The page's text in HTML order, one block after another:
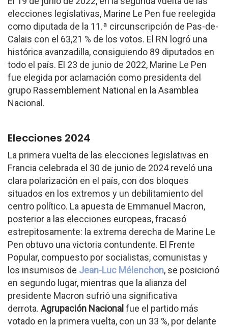
elecciones legislativas, Marine Le Pen fue reelegida
como diputada de la 11.ª circunscripción de Pas-de-
Calais con el 63,21 % de los votos. El RN logró una
histórica avanzadilla, consiguiendo 89 diputados en
todo el país. El 23 de junio de 2022, Marine Le Pen
fue elegida por aclamación como presidenta del
grupo Rassemblement National en la Asamblea
Nacional.
Elecciones 2024
La primera vuelta de las elecciones legislativas en
Francia celebrada el 30 de junio de 2024 reveló una
clara polarización en el país, con dos bloques
situados en los extremos y un debilitamiento del
centro político. La apuesta de Emmanuel Macron,
posterior a las elecciones europeas, fracasó
estrepitosamente: la extrema derecha de Marine Le
Pen obtuvo una victoria contundente. El Frente
Popular, compuesto por socialistas, comunistas y
los insumisos de Jean-Luc Mélenchon, se posicionó
en segundo lugar, mientras que la alianza del
presidente Macron sufrió una significativa
derrota. Agrupación Nacional fue el partido más
votado en la primera vuelta, con un 33 %, por delante